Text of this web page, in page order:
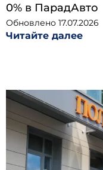
0% в ПарадАвто
Обновлено 17.07.2026
Читайте далее